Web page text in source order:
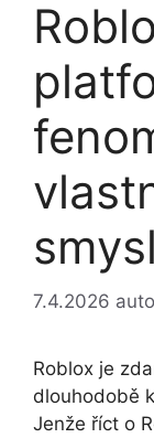
7.4.2026
Roblox je
dlouhodobě
Jenže říct o